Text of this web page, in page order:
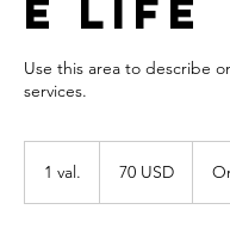
e Life
Use this area to describe
1 val.
dolerių70 USD